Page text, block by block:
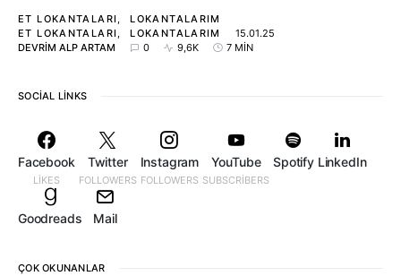
ET LOKANTALARI
LOKANTALARIM
ET LOKANTALARI
LOKANTALARIM
15.01.25
DEVRIM ALP ARTAM
0 9,6K 7 MIN
SOCIAL LINKS
Facebook
LIKES
Twitter
FOLLOWERS
Instagram
FOLLOWERS
YouTube
SUBSCRIBERS
Spotify LinkedIn
Goodreads Mail
ÇOK OKUNANLAR